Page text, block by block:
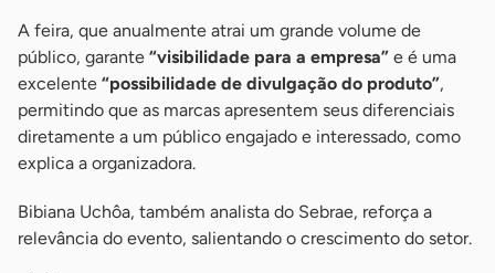
A feira, que anualmente atrai um grande volume de
público, garante “visibilidade para a empresa” e é uma
excelente “possibilidade de divulgação do produto”,
permitindo que as marcas apresentem seus diferenciais
diretamente a um público engajado e interessado, como
explica a organizadora.
Bibiana Uchôa, também analista do Sebrae, reforça a
relevância do evento, salientando o crescimento do setor.